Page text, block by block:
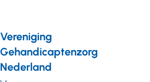
Vereniging
Gehandicaptenzorg
Nederland